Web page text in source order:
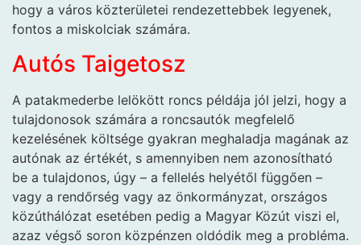
hogy a város közterületei rendezettebbek legyenek,
fontos a miskolciak számára.
Autós Taigetosz
A patakmederbe lelökött roncs példája jól jelzi, hogy a
tulajdonosok számára a roncsautók megfelelő
kezelésének költsége gyakran meghaladja magának az
autónak az értékét, s amennyiben nem azonosítható
be a tulajdonos, úgy – a fellelés helyétől függően –
vagy a rendőrség vagy az önkormányzat, országos
közúthálózat esetében pedig a Magyar Közút viszi el,
azaz végső soron közpénzen oldódik meg a probléma.